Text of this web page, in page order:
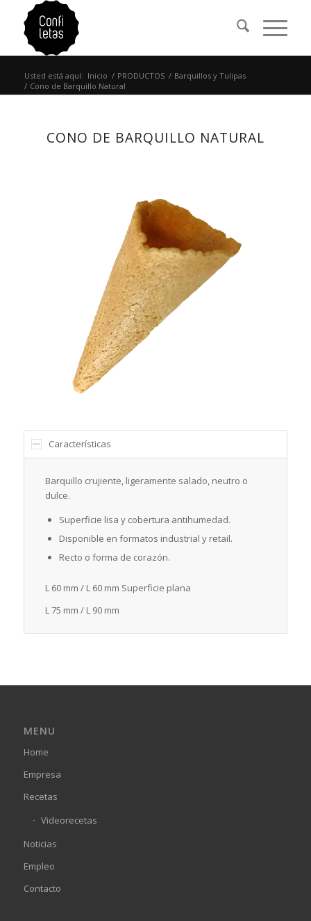
Usted está aquí: Inicio / PRODUCTOS / Barquillos y Tulipas
/ Cono de Barquillo Natural
CONO DE BARQUILLO NATURAL
Características
Barquillo crujiente, ligeramente salado, neutro o
dulce.
Superficie lisa y cobertura antihumedad.
Disponible en formatos industrial y retail.
Recto o forma de corazón.
L 60 mm / L 60 mm Superficie plana
L 75 mm / L 90 mm
MENU
Home
Empresa
Recetas
Videorecetas
Noticias
Empleo
Contacto